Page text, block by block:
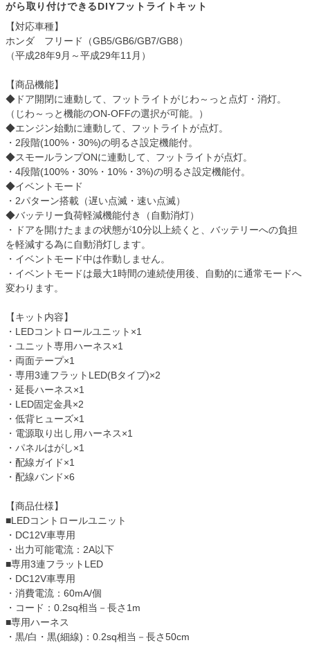
がら取り付けできるDIYフットライトキット
【対応車種】
ホンダ フリード（GB5/GB6/GB7/GB8）
（平成28年9月～平成29年11月）
【商品機能】
◆ドア開閉に連動して、フットライトがじわ～っと点灯・消灯。
（じわ～っと機能のON-OFFの選択が可能。）
◆エンジン始動に連動して、フットライトが点灯。
・2段階(100%・30%)の明るさ設定機能付。
◆スモールランプONに連動して、フットライトが点灯。
・4段階(100%・30%・10%・3%)の明るさ設定機能付。
◆イベントモード
・2パターン搭載（遅い点滅・速い点滅）
◆バッテリー負荷軽減機能付き（自動消灯）
・ドアを開けたままの状態が10分以上続くと、バッテリーへの負担
を軽減する為に自動消灯します。
・イベントモード中は作動しません。
・イベントモードは最大1時間の連続使用後、自動的に通常モードへ
変わります。
【キット内容】
・LEDコントロールユニット×1
・ユニット専用ハーネス×1
・両面テープ×1
・専用3連フラットLED(Bタイプ)×2
・延長ハーネス×1
・LED固定金具×2
・低背ヒューズ×1
・電源取り出し用ハーネス×1
・パネルはがし×1
・配線ガイド×1
・配線バンド×6
【商品仕様】
■LEDコントロールユニット
・DC12V車専用
・出力可能電流：2A以下
■専用3連フラットLED
・DC12V車専用
・消費電流：60mA/個
・コード：0.2sq相当－長さ1m
■専用ハーネス
・黒/白・黒(細線)：0.2sq相当－長さ50cm